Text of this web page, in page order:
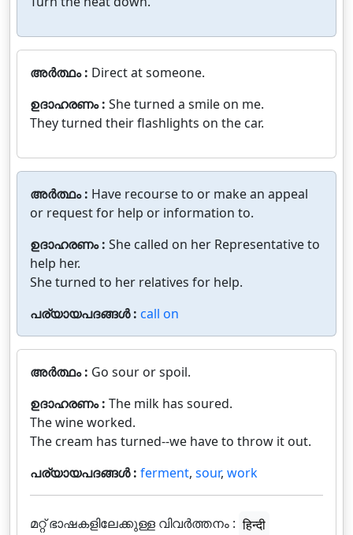
അർത്ഥം : Direct at someone.
ഉദാഹരണം : She turned a smile on me.
They turned their flashlights on the car.
അർത്ഥം : Have recourse to or make an appeal
or request for help or information to.
ഉദാഹരണം : She called on her Representative to
help her.
She turned to her relatives for help.
പര്യായപദങ്ങൾ : call on
അർത്ഥം : Go sour or spoil.
ഉദാഹരണം : The milk has soured.
The wine worked.
The cream has turned--we have to throw it out.
പര്യായപദങ്ങൾ : ferment, sour, work
മറ്റ് ഭാഷകളിലേക്കുള്ള വിവർത്തനം : हिन्दी